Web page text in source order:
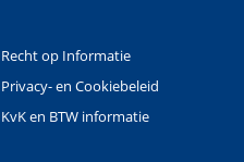
Recht op Informatie
Privacy- en Cookiebeleid
KvK en BTW informatie